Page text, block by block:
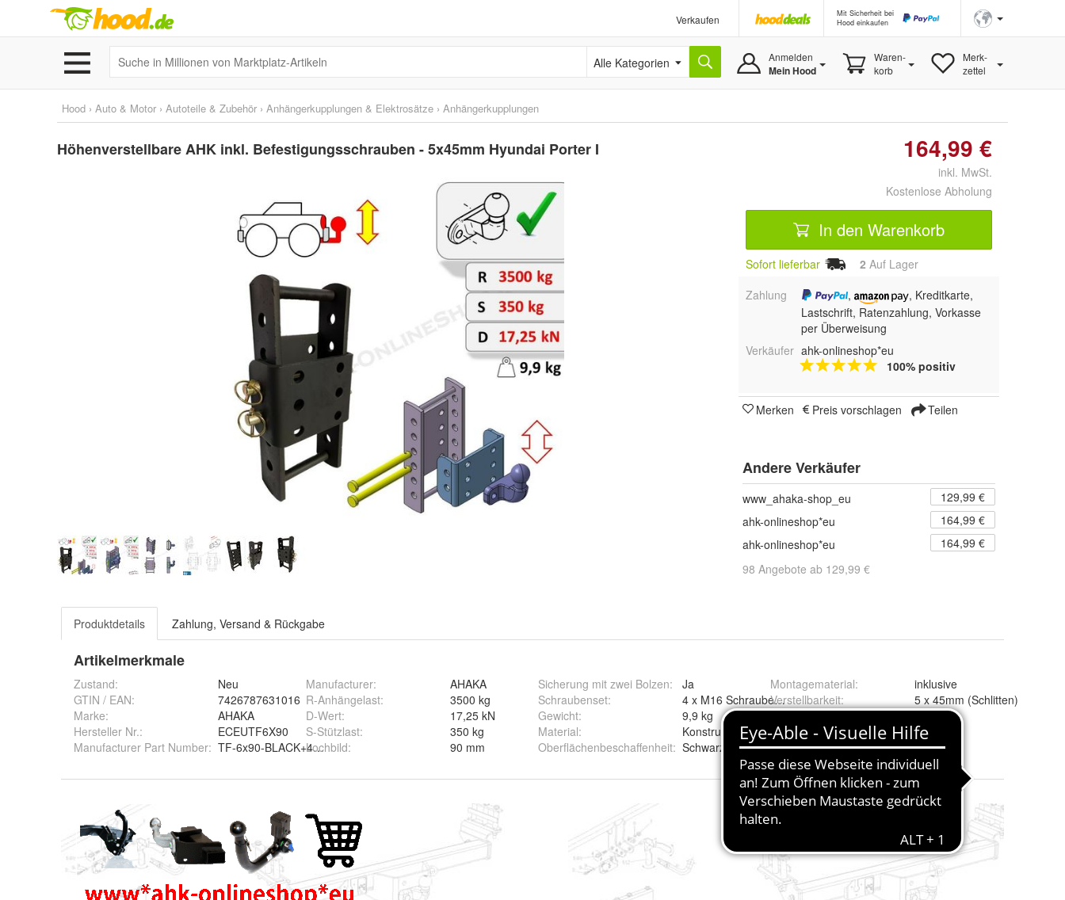
Verkaufen
Mit Sicherheit bei
Hood einkaufen
Alle Kategorien Anmelden
Mein Hood
Waren-
korb
Merk-
zettel
Hood › Auto & Motor › Autoteile & Zubehör › Anhängerkupplungen & Elektrosätze › Anhängerkupplungen
Höhenverstellbare AHK inkl. Befestigungsschrauben - 5x45mm Hyundai Porter I 164,99 €
inkl. MwSt.
Kostenlose Abholung
In den Warenkorb
Sofort lieferbar 2 Auf Lager
Zahlung
,
, Kreditkarte,
Lastschrift, Ratenzahlung, Vorkasse
per Überweisung
Verkäufer ahk-onlineshop*eu
100% positiv
Merken Preis vorschlagen Teilen
Andere Verkäufer
www_ahaka-shop_eu
129,99 €
ahk-onlineshop*eu
164,99 €
ahk-onlineshop*eu
164,99 €
98 Angebote ab 129,99 €
Produktdetails Zahlung, Versand & Rückgabe
Artikelmerkmale
Zustand:
Neu
GTIN / EAN:
7426787631016
Marke:
AHAKA
Hersteller Nr.:
ECEUTF6X90
Manufacturer Part Number: TF-6x90-BLACK+4xM16x50
Manufacturer:
AHAKA
R-Anhängelast:
3500 kg
D-Wert:
17,25 kN
S-Stützlast:
350 kg
Lochbild: 90 mm
Sicherung mit zwei Bolzen:
Ja
Schraubenset:
4 x M16 Schrauben (in der Lieferung enthalten)
Gewicht:
9,9 kg
Material:
Konstruktionsstahl
Oberflächenbeschaffenheit: Schwarz (matt), pulverlackiert
Montagematerial:
inklusive
Verstellbarkeit: 5 x 45mm (Schlitten)